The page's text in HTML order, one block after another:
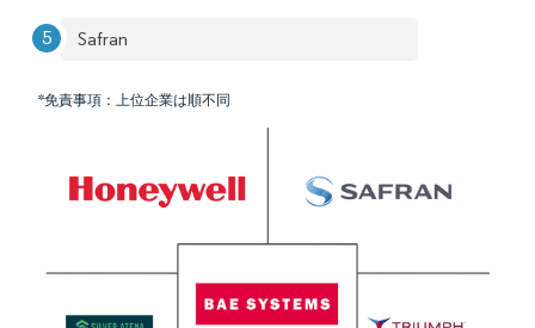
Safran
*免責事項：上位企業は順不同